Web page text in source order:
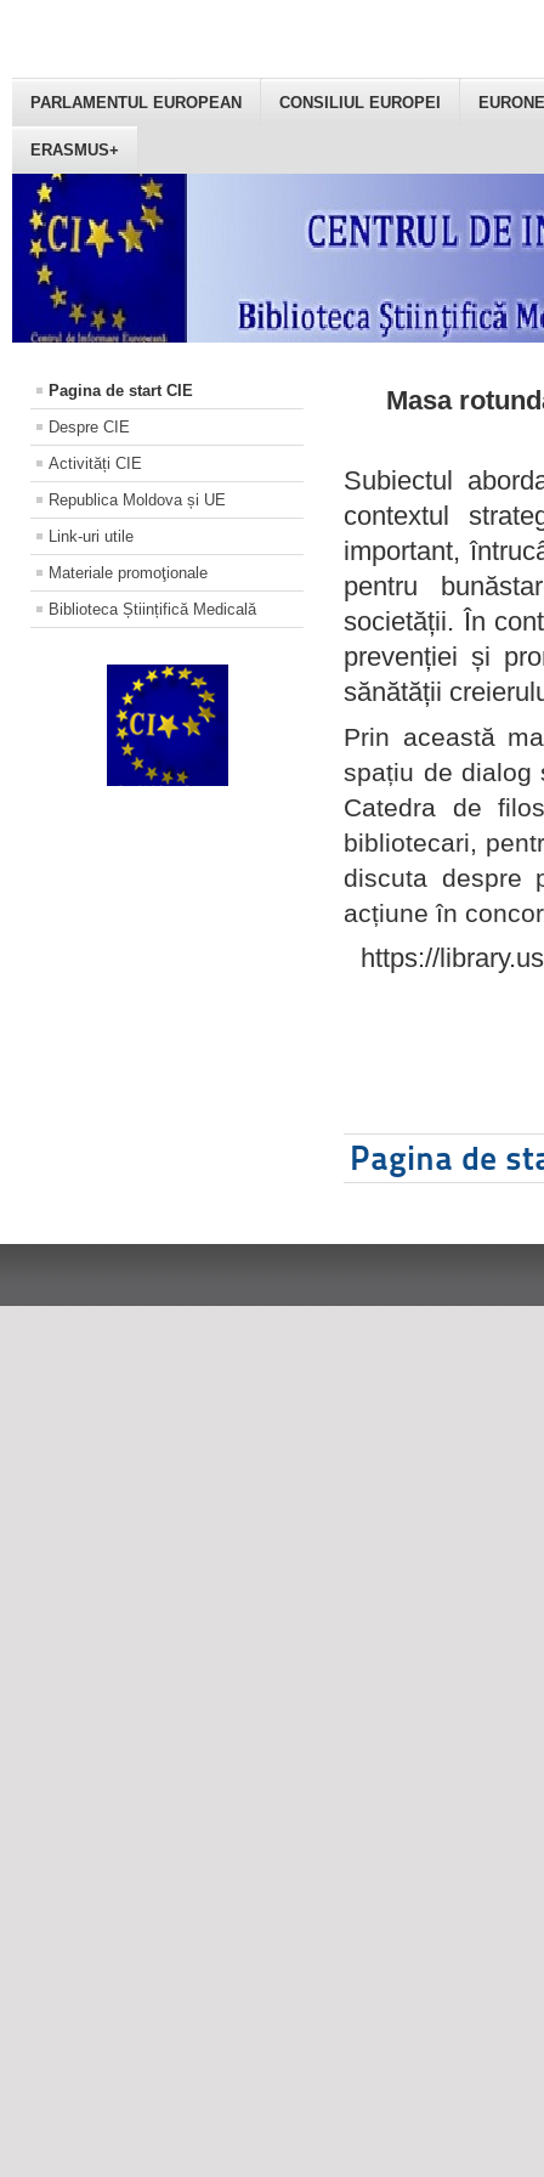
PARLAMENTUL EUROPEAN CONSILIUL EUROPEI
ERASMUS+
Pagina de start CIE
Despre CIE
Activități CIE
Republica Moldova și UE
Link-uri utile
Materiale promoţionale
Biblioteca Științifică Medicală
Masa
Subiectul
contextul
important,
pentru
societății. În
prevenției și
sănătății
Prin această
spațiu de dialog
Catedra de
bibliotecari,
discuta despre
acțiune în
https://
Pagina de